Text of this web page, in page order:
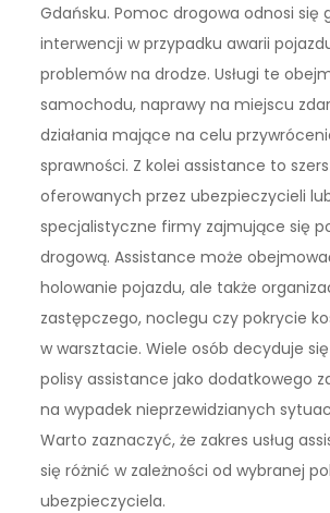
Gdańsku. Pomoc drogowa odnosi się
interwencji w przypadku awarii
problemów na drodze. Usługi te
samochodu, naprawy na miejscu
działania mające na celu
sprawności. Z kolei assistance to
oferowanych przez ubezpieczycieli
specjalistyczne firmy zajmujące się
drogową. Assistance może
holowanie pojazdu, ale także
zastępczego, noclegu czy pokrycie
w warsztacie. Wiele osób decyduje
polisy assistance jako dodatkowego
na wypadek nieprzewidzianych
Warto zaznaczyć, że zakres usług
się różnić w zależności od wybranej
ubezpieczyciela.